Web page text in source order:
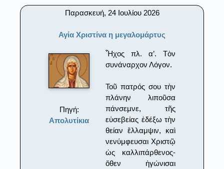
Παρασκευή, 24 Ιουλίου 2026
Αγία Χριστίνα η μεγαλομάρτυς
Πηγή:
Απολυτίκια
Ἦχος πλ. α’. Τὸν
συνάναρχον Λόγον.
Τοῦ πατρός σου τὴν
πλάνην λιποῦσα
πάνσεμνε, τῆς
εὐσεβείας ἐδέξω τὴν
θείαν ἔλλαμψιν, καὶ
νενύμφευσαι Χριστῷ
ὡς καλλιπάρθενος-
ὅθεν ἠγώνισαι